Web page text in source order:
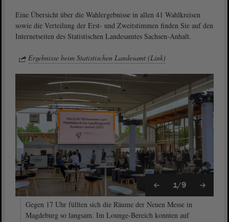
Eine Übersicht über die Wahlergebnisse in allen 41 Wahlkreisen
sowie die Verteilung der Erst- und Zweitstimmen finden Sie auf den
Internetseiten des Statistischen Landesamtes Sachsen-Anhalt.
Ergebnisse beim Statistischen Landesamt (Link)
1/9
Gegen 17 Uhr füllten sich die Räume der Neuen Messe in
Magdeburg so langsam. Im Lounge-Bereich konnten auf